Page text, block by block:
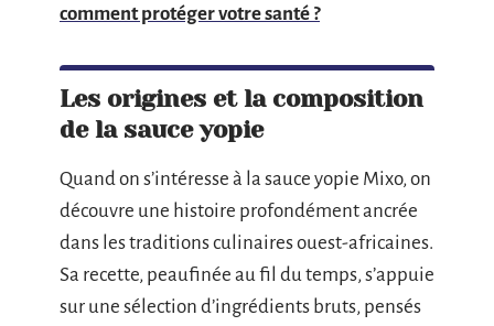
comment protéger votre santé ?
Les origines et la composition
de la sauce yopie
Quand on s’intéresse à la sauce yopie Mixo, on
découvre une histoire profondément ancrée
dans les traditions culinaires ouest-africaines.
Sa recette, peaufinée au fil du temps, s’appuie
sur une sélection d’ingrédients bruts, pensés